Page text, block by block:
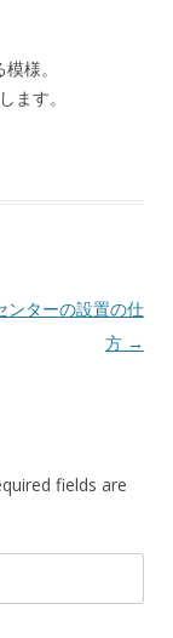
様。
ます。
ンターの設置の仕
方 →
fields are